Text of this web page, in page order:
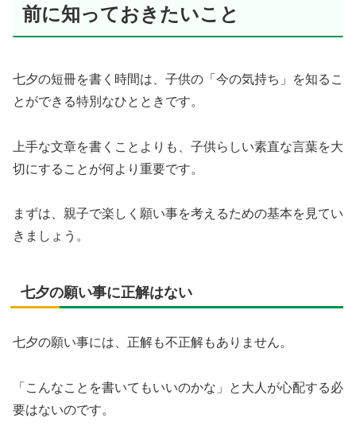
前に知っておきたいこと
七夕の短冊を書く時間は、子供の「今の気持ち」を知るこ
とができる特別なひとときです。
上手な文章を書くことよりも、子供らしい素直な言葉を大
切にすることが何より重要です。
まずは、親子で楽しく願い事を考えるための基本を見てい
きましょう。
七夕の願い事に正解はない
七夕の願い事には、正解も不正解もありません。
「こんなことを書いてもいいのかな」と大人が心配する必
要はないのです。